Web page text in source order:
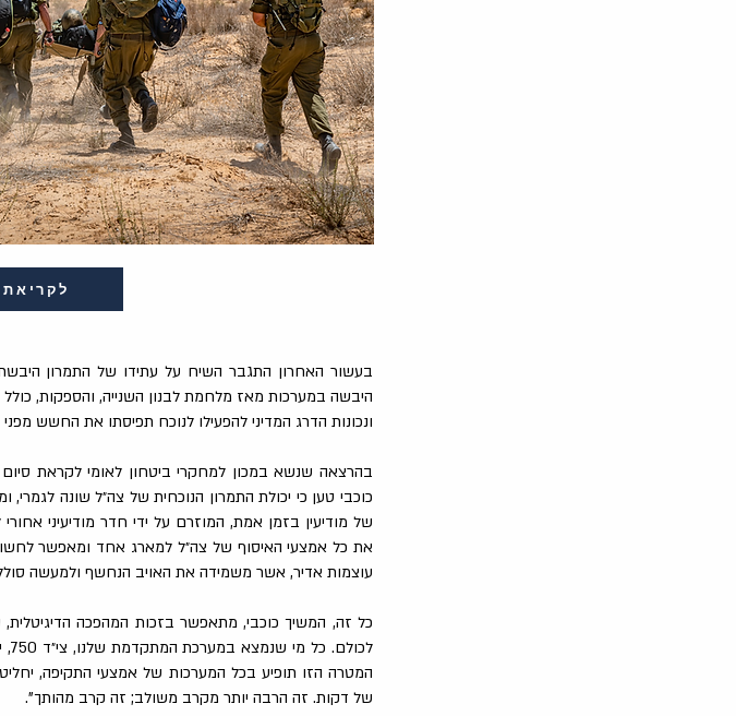
בעשור האחרון התגבר השיח על עתידו של התמרון
היבשה במערכות מאז מלחמת לבנון השנייה, והספקות,
ונכונות הדרג המדיני להפעילו לנוכח תפיסתו את החשש
בהרצאה שנשא במכון למחקרי ביטחון לאומי לקראת
כוכבי טען כי יכולת התמרון הנוכחית של צה״ל שונה
של מודיעין בזמן אמת, המוזרם על ידי חדר מודיעיני
את כל אמצעי האיסוף של צה״ל למארג אחד ומאפשר
עוצמות אדיר, אשר משמידה את האויב הנחשף ולמעשה
כל זה, המשיך כוכבי, מתאפשר בזכות המהפכה
של דקות. זה הרבה יותר מקרב משולב; זה קרב מהותך".